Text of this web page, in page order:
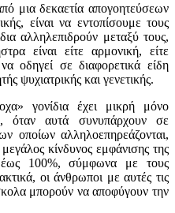
μια δεκαετία απογοητεύσεων
είναι να εντοπίσουμε τους
αλληλεπιδρούν μεταξύ τους,
είναι είτε αρμονική, είτε
οδηγεί σε διαφορετικά είδη
ψυχιατρικής και γενετικής.
γονίδια έχει μικρή μόνο
όταν αυτά συνυπάρχουν σε
οποίων αλληλοεπηρεάζονται,
μεγάλος κίνδυνος εμφάνισης της
100%, σύμφωνα με τους
οι άνθρωποι με αυτές τις
μπορούν να αποφύγουν την